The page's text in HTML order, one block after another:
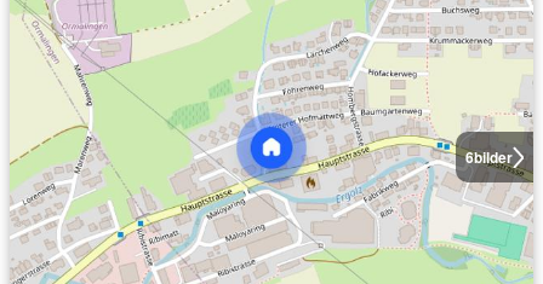
6bilder